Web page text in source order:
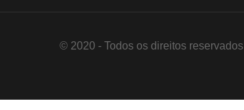
© 2020 - Todos os direitos reservados